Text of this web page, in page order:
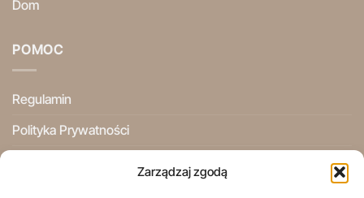
Zarządzaj zgodą
Dom
POMOC
Regulamin
Polityka Prywatności